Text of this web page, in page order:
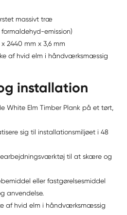
massivt træ
formaldehyd-emission)
x 2440 mm x 3,6 mm
af hvid elm i håndværksmæssig
installation
White Elm Timber Plank på et tørt,
sig til installationsmiljøet i 48
til at skære og
eller fastgørelsesmiddel
anvendelse.
af hvid elm i håndværksmæssig